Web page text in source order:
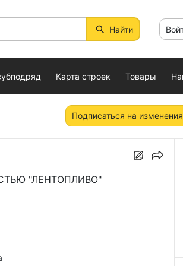
Найти
Карта строек Товары
Подписаться на изменения
"ЛЕНТОПЛИВО"